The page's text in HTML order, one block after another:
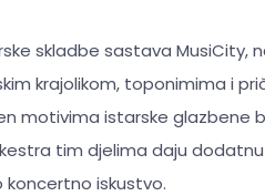
skladbe sastava
krajolikom, toponimima i
motivima istarske glazbene
tim djelima daju dodatnu
iskustvo.